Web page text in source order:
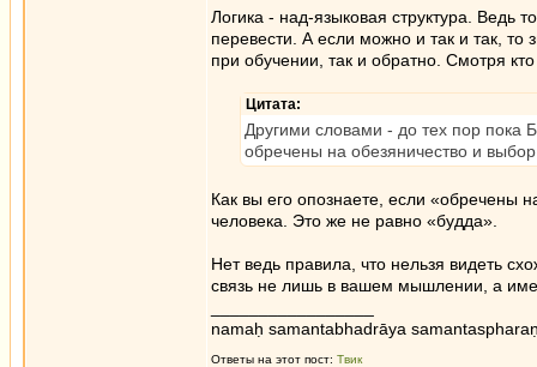
Логика - над-языковая структура. Ведь
перевести. А если можно и так и так,
при обучении, так и обратно. Смотря
Цитата:
Другими словами - до тех пор пока
обречены на обезяничество и
Как вы его опознаете, если «обречены
человека. Это же не равно «будда».
Нет ведь правила, что нельзя видеть
связь не лишь в вашем мышлении, а
namaḥ samantabhadrāya
Ответы на этот пост: Твик